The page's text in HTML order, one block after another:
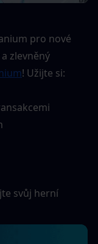
pro nové
zlevněný
! Užijte si:
svůj herní